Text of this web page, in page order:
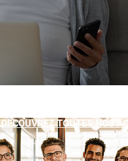
DÉCOUVREZ TOUTES NOS